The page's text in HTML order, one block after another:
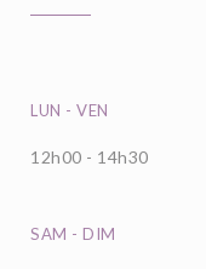
LUN - VEN
12h00 - 14h30
SAM - DIM